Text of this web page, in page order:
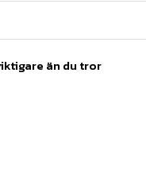
än du tror